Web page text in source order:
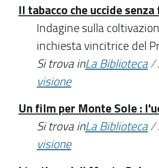
Il tabacco che uccide
Indagine sulla
inchiesta vincitrice del
Si trova inLa Biblioteca/
visione
Un film per Monte Sole :
Si trova inLa Biblioteca/
visione